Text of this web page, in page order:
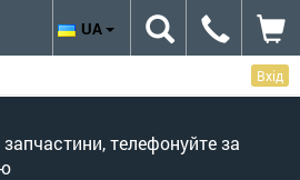
Вхід
телефонуйте за
UA